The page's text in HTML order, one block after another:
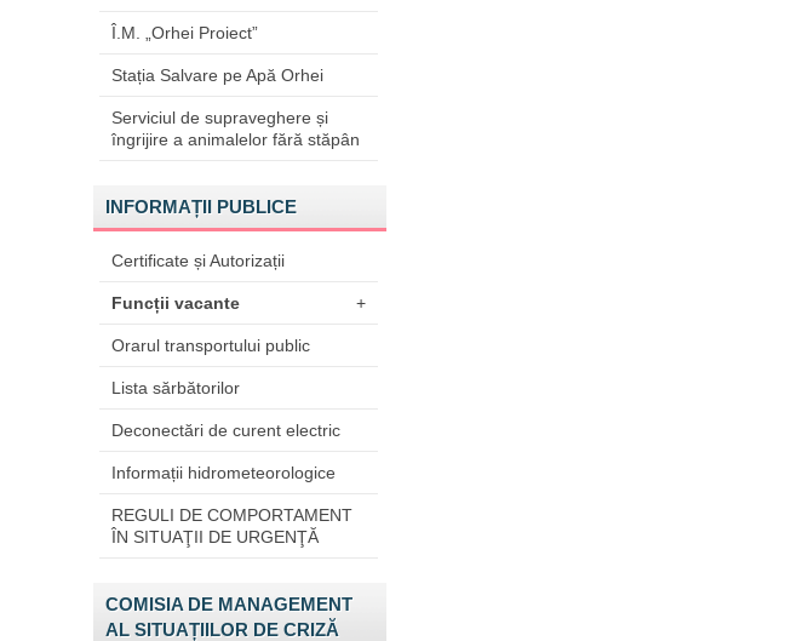
Î.M. „Orhei Proiect”
Stația Salvare pe Apă Orhei
Serviciul de supraveghere și
îngrijire a animalelor fără stăpân
INFORMAȚII PUBLICE
Certificate și Autorizații
Funcții vacante +
Orarul transportului public
Lista sărbătorilor
Deconectări de curent electric
Informații hidrometeorologice
REGULI DE COMPORTAMENT
ÎN SITUAŢII DE URGENŢĂ
COMISIA DE MANAGEMENT
AL SITUAȚIILOR DE CRIZĂ